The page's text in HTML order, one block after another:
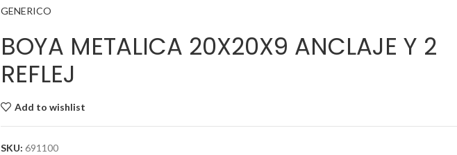
GENERICO
BOYA METALICA 20X20X9 ANCLAJE Y 2
REFLEJ
Add to wishlist
SKU: 691100